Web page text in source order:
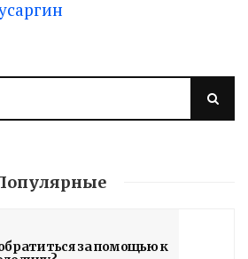
за помощью к